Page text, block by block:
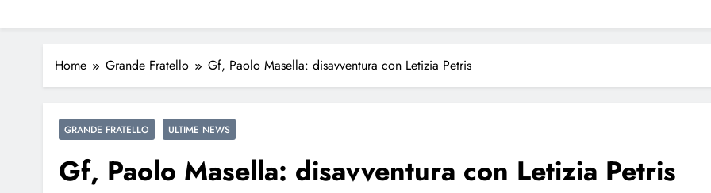
Home Grande Fratello Gf, Paolo Masella: disavventura con Letizia Petris
GRANDE FRATELLO ULTIME NEWS
Gf, Paolo Masella: disavventura con Letizia Petris